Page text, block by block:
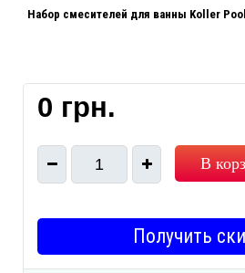
Набор смесителей для ванны Koller
Набор 3 в 1:
Смеситель для душа (без душевого набора)
Максимальная температура горячей воды
0 грн.
1 В
Получить